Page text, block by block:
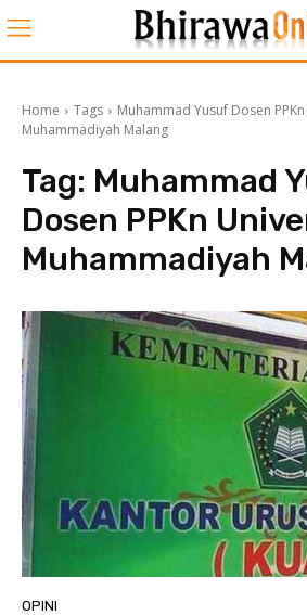
Home Tags
Muhammad Yusuf Dosen
Muhammadiyah Malang
Tag: Muhammad
Dosen PPKn
Muhammadiyah
OPINI